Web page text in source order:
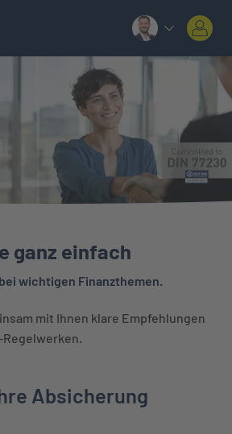
ganz einfach
wichtigen Finanzthemen.
mit Ihnen klare Empfehlungen
Regelwerken.
Absicherung